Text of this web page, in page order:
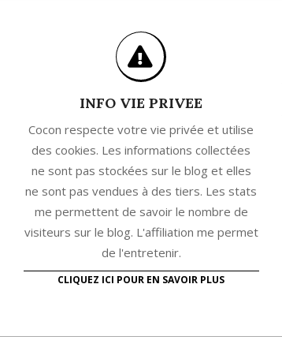
INFO VIE PRIVEE
Cocon respecte votre vie privée et utilise
des cookies. Les informations collectées
ne sont pas stockées sur le blog et elles
ne sont pas vendues à des tiers. Les stats
me permettent de savoir le nombre de
visiteurs sur le blog. L'affiliation me permet
de l'entretenir.
CLIQUEZ ICI POUR EN SAVOIR PLUS